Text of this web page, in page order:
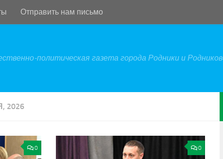
Отправить нам письмо
политическая газета города Родники и
2026
0 0